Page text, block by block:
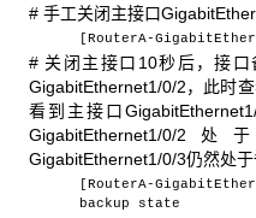
# 手工关闭主接口
[RouterA-
# 关闭主接口10秒后，接
GigabitEthernet1/0/2，此时
看到主接口
GigabitEthernet1/0/
GigabitEthernet1/0/3仍然处于
[RouterA-
backup state